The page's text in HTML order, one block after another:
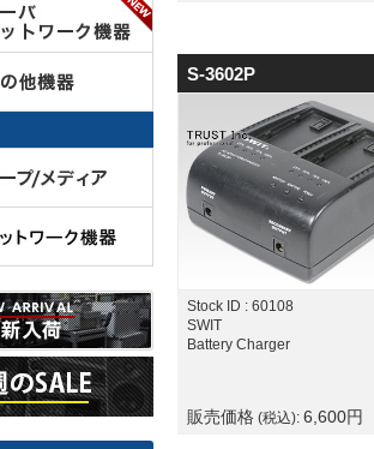
S-3602P
Stock ID : 60108
SWIT
Battery Charger
販売価格 (税込): 6,600円